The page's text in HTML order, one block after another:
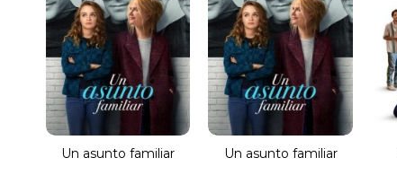
Un asunto familiar Un asunto familiar